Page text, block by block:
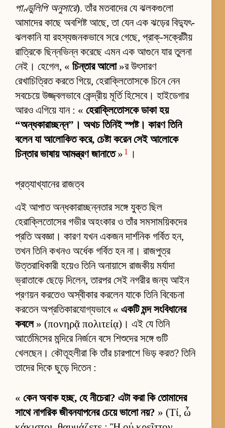
পাণ্ডুলিপি অনুসারে). তাঁর মতবাদের যে ঝলকগুলো
আমাদের কাছে অবশিষ্ট আছে, তা যেন এক ঝড়ের বিদ্যুৎ-
ঝলকানি যা রহস্যজনকভাবে সরে গেছে, প্রাক্-সক্রেটীয়
রাত্রিকে ছিন্নভিন্ন করেছে এমন এক আগুনে যার তুলনা
নেই। হেগেল, « চিন্তার আলো»র উৎসারণ
রেখাচিত্রিত করতে গিয়ে, হেরাক্লিতোসকে চিনে নেন
সবচেয়ে উজ্জ্বলভাবে কেন্দ্রীয় মূর্তি হিসেবে। হাইডেগার
আরও এগিয়ে যান : « হেরাক্লিতোসকে ডাকা হয়
“অন্ধকারাচ্ছন্ন”। অথচ তিনিই স্পষ্ট। কারণ তিনি
বলেন যা আলোকিত করে, চেষ্টা করেন সেই আলোকে
চিন্তার ভাষায় আমন্ত্রণ জানাতে» 1 ।
প্রত্যাখ্যানের রাজত্ব
এই আপাত অন্ধকারাচ্ছন্নতার সঙ্গে যুক্ত ছিল
হেরাক্লিতোসের গভীর অহংকার ও তাঁর সমসাময়িকদের
প্রতি অবজ্ঞা। কারণ যখন একজন দার্শনিক গর্বিত হন,
তখন তিনি কখনও অর্ধেক গর্বিত হন না। রাজপুত্র
উত্তরাধিকারী হয়েও তিনি অনায়াসে রাজকীয় মর্যাদা
ভ্রাতাকে ছেড়ে দিলেন, তারপর সেই নগরীর জন্য আইন
প্রণয়ন করতেও অস্বীকার করলেন যাকে তিনি বিবেচনা
করতেন অপ্রতিকারযোগ্যভাবে « একটি মন্দ সংবিধানের
কবলে» (πονηρᾷ πολιτείᾳ)। এই যে তিনি
আর্তেমিসের মন্দিরে নির্জনে বসে শিশুদের সঙ্গে গুটি
খেলছেন। কৌতূহলীরা কি তাঁর চারপাশে ভিড় করত? তিনি
তাদের দিকে ছুড়ে দিতেন :
« কেন অবাক হচ্ছ, হে নীচেরা? এটা করা কি তোমাদের
সাথে নাগরিক জীবনযাপনের চেয়ে ভালো নয়? » (Τί, ὦ